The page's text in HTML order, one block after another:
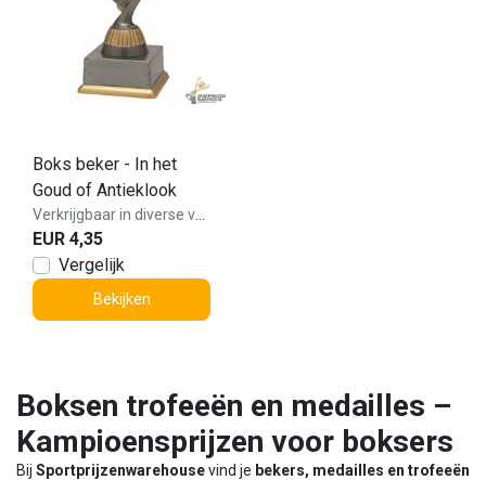
Boks beker - In het
Goud of Antieklook
EUR 4,35
Vergelijk
Bekijken
Boksen trofeeën en medailles –
Kampioensprijzen voor boksers
Bij Sportprijzenwarehousevind je bekers, medailles en trofeeën